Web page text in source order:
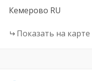
Кемерово RU
Показать на карте